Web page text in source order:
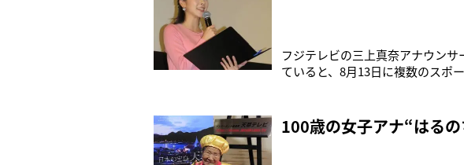
フジテレビの三上真奈アナウン
ていると、8月13日に複数のスポ
だ同棲はしていないが、時間が
に支えているという。同局とい
100歳の女子アナ“はる